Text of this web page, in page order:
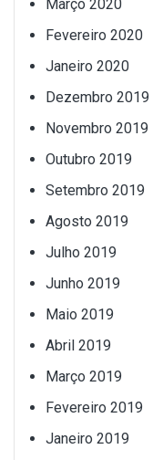
Março 2020
Fevereiro 2020
Janeiro 2020
Dezembro 2019
Novembro 2019
Outubro 2019
Setembro 2019
Agosto 2019
Julho 2019
Junho 2019
Maio 2019
Abril 2019
Março 2019
Fevereiro 2019
Janeiro 2019